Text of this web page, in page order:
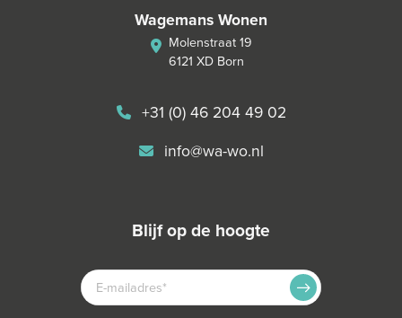
Wagemans Wonen
Molenstraat 19
6121 XD Born
+31 (0) 46 204 49 02
info@wa-wo.nl
blijf op de hoogte
E-
MAILADRES